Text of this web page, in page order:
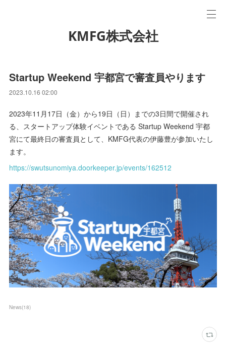
KMFG株式会社
Startup Weekend 宇都宮で審査員やります
2023.10.16 02:00
2023年11月17日（金）から19日（日）までの3日間で開催され
る、スタートアップ体験イベントである Startup Weekend 宇都
宮にて最終日の審査員として、KMFG代表の伊藤豊が参加いたし
ます。
https://swutsunomiya.doorkeeper.jp/events/162512
News(18)